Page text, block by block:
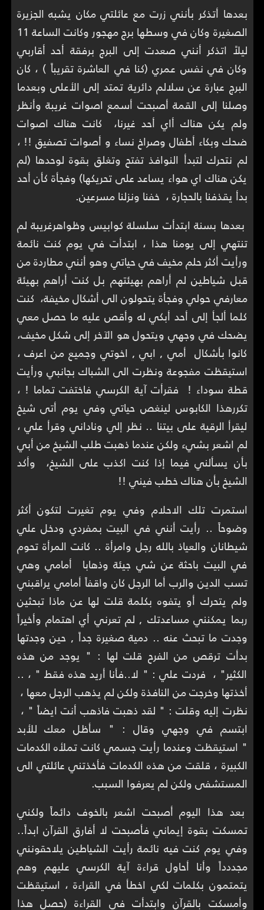
بعدها أتذكر بأنني زرت مع عائلتي مكان يشبه الجزيرة
الصغيرة وكان في وسطها برج مهجور وكانت الساعة 11
ليلاً اتذكر أنني صعدت إلى البرج برفقة أحد أقاربي
وكان في نفس عمري (كنا في العاشرة تقريباً ) ، كان
البرج عبارة عن سلالم دائرية تمتد إلى الأعلى وبعدما
وصلنا إلى القمة أصبحت أسمع اصوات غريبة وأنظر
ولم يكن هناك أاي أحد غيرنا، كانت هناك اصوات
ضحك وبكاء أطفال وصراخ نساء و أصوات تصفيق !! ،
لم نتحرك لتبدأ النوافذ تفتح وتغلق بقوة لوحدها (لم
يكن هناك اي هواء يساعد على تحريكها) وفجأة كأن أحد
بدأ يقذفنا بالحجارة ، خفنا ونزلنا مسرعين.
بعدها بسنة ابتدأت سلسلة كوابيس وظواهرغريبة لم
تنتهي إلى يومنا هذا ، ابتدأت في يوم كنت نائمة
ورأيت أكثر حلم مخيف في حياتي وهو أنني مطاردة من
قبل شياطين لم أراهم بهيئتهم بل كنت أراهم بهيئة
معارفي حولي وفجأة يتحولون الى أشكال مخيفة، كنت
كلما ألجأ إلى أحد أبكي له وأقص عليه ما حصل معي
يضحك في وجهي ويتحول هو الآخر إلى شكل مخيف،
كانوا بأشكال أمي , ابي , اخوتي وجميع من اعرف ،
استيقظت مفجوعة ونظرت الى الشباك بجانبي ورأيت
قطة سوداء ! فقرأت آية الكرسي فاختفت تماما ! ،
تكررهذا الكابوس لينغص حياتي وفي يوم أتى شيخ
ليقرأ الرقية على بيتنا .. نظر إلي وناداني وقرأ علي ،
لم اشعر بشيء ولكن عندما ذهبت طلب الشيخ من أبي
بأن يسألني فيما إذا كنت اكذب على الشيخ، وأكد
الشيخ بأن هناك خطب فيني !!
استمرت تلك الاحلام وفي يوم تغيرت لتكون أكثر
وضوحاً .. رأيت أنني في البيت بمفردي ودخل علي
شيطانان والعياذ بالله رجل وامرأة .. كانت المرأة تحوم
في البيت باحثة عن شي جيئة وذهابا أمامي وهي
تسب الدين والرب أما الرجل كان واقفاً أمامي يراقبني
ولم يتحرك أو يتفوه بكلمة قلت لها عن ماذا تبحثين
ربما يمكنني مساعدتك , لم تعرني أي اهتمام وأخيراً
وجدت ما تبحث عنه .. دمية صغيرة جداً , حين وجدتها
بدأت ترقص من الفرح قلت لها : " يوجد من هذه
الكثير" ، فردت علي : " لا..فأنا أريد هذه فقط " ، ..
أخذتها وخرجت من النافذة ولكن لم يذهب الرجل معها ،
نظرت إليه وقلت : " لقد ذهبت فاذهب أنت ايضاً " ،
ابتسم في وجهي وقال : " سأظل معك للأبد
" استيقظت وعندما رأيت جسمي كانت تملأه الكدمات
الكبيرة ، قلقت من هذه الكدمات فأخذتني عائلتي الى
المستشفى ولكن لم يعرفوا السبب.
بعد هذا اليوم أصبحت اشعر بالخوف دائماً ولكني
تمسكت بقوة إيماني فأصبحت لا أفارق القرآن ابداً..
وفي يوم كنت فيه نائمة رأيت الشياطين يلاحقونني
مجددداً وأنا أحاول قراءة آية الكرسي عليهم وهم
يتمتمون بكلمات لكي اخطأ في القراءة ، استيقظت
وأمسكت بالقرآن وابتدأت في القراءة (حصل هذا